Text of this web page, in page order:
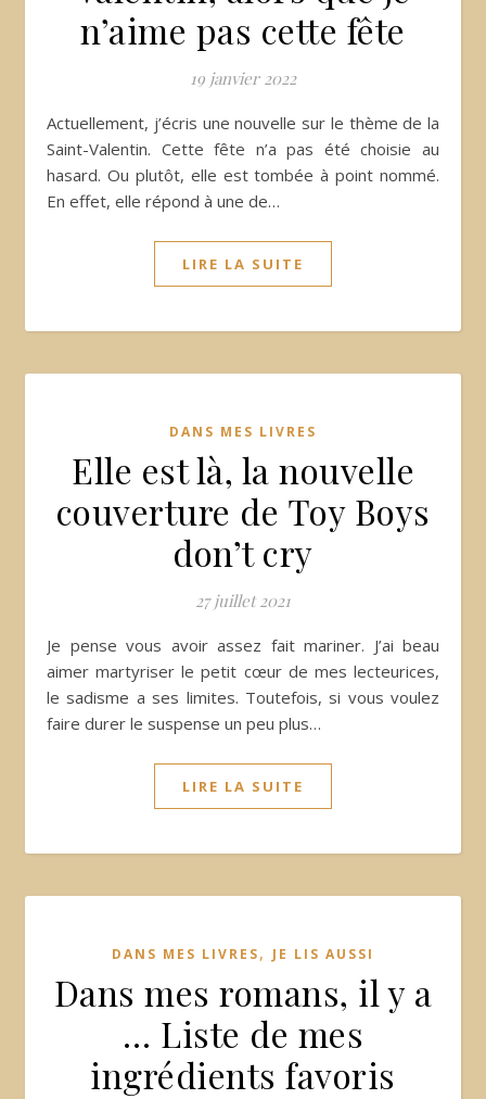
n’aime pas cette fête
19 janvier 2022
Actuellement, j’écris une nouvelle sur le thème de la
Saint-Valentin. Cette fête n’a pas été choisie au
hasard. Ou plutôt, elle est tombée à point nommé.
En effet, elle répond à une de…
LIRE LA SUITE
DANS MES LIVRES
Elle est là, la nouvelle
couverture de Toy Boys
don’t cry
27 juillet 2021
Je pense vous avoir assez fait mariner. J’ai beau
aimer martyriser le petit cœur de mes lecteurices,
le sadisme a ses limites. Toutefois, si vous voulez
faire durer le suspense un peu plus…
LIRE LA SUITE
DANS MES LIVRES, JE LIS AUSSI
Dans mes romans, il y a
… Liste de mes
ingrédients favoris